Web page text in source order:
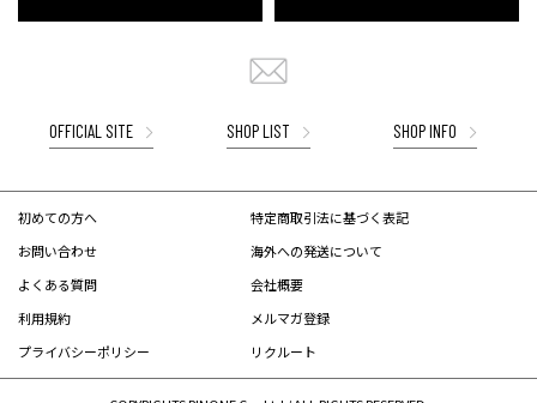
OFFICIAL SITE SHOP LIST SHOP INFO
初めての方へ
お問い合わせ
よくある質問
利用規約
プライバシーポリシー
特定商取引法に基づく表記
海外への発送について
会社概要
メルマガ登録
リクルート